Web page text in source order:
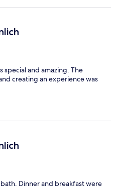
Onsen sind äußerst sauber,
um wirklich zur Ruhe zu
Die Lage ist bewusst
oder Reisende, die eine
Alles in allem eine
special and amazing. The
creating an experience was
Dinner and breakfast were